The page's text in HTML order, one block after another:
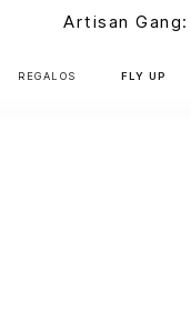
Artisan
REGALOS FLY UP